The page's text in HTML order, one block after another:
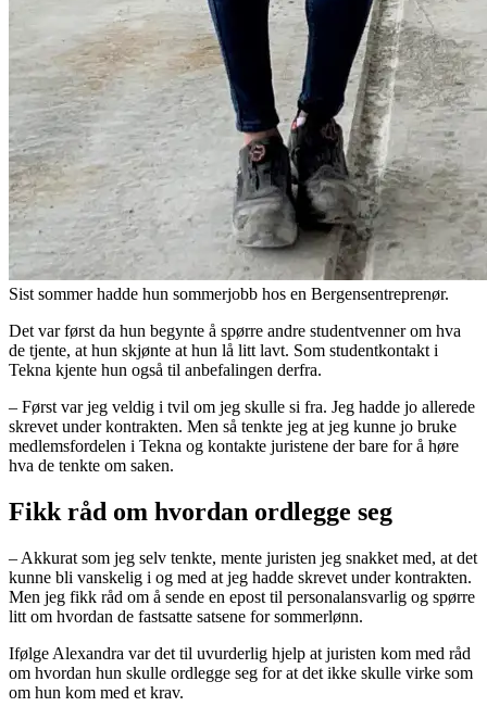
Sist sommer hadde hun sommerjobb hos en Bergensentreprenør.
Det var først da hun begynte å spørre andre studentvenner om hva
de tjente, at hun skjønte at hun lå litt lavt. Som studentkontakt i
Tekna kjente hun også til anbefalingen derfra.
– Først var jeg veldig i tvil om jeg skulle si fra. Jeg hadde jo allerede
skrevet under kontrakten. Men så tenkte jeg at jeg kunne jo bruke
medlemsfordelen i Tekna og kontakte juristene der bare for å høre
hva de tenkte om saken.
Fikk råd om hvordan ordlegge seg
– Akkurat som jeg selv tenkte, mente juristen jeg snakket med, at det
kunne bli vanskelig i og med at jeg hadde skrevet under kontrakten.
Men jeg fikk råd om å sende en epost til personalansvarlig og spørre
litt om hvordan de fastsatte satsene for sommerlønn.
Ifølge Alexandra var det til uvurderlig hjelp at juristen kom med råd
om hvordan hun skulle ordlegge seg for at det ikke skulle virke som
om hun kom med et krav.